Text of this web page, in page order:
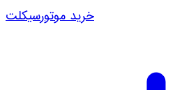
خرید موتورسیکلت